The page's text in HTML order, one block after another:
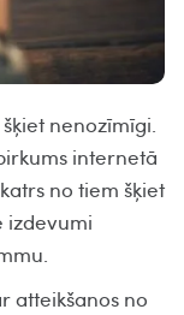
nenozīmīgi.
internetā
no tiem šķiet
izdevumi
atteikšanos no